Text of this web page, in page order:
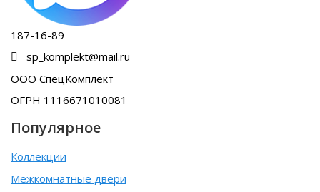
187-16-89
sp_komplekt@mail.ru
ООО СпецКомплект
ОГРН 1116671010081
Популярное
Коллекции
Межкомнатные двери